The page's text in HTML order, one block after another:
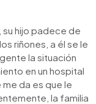
hijo padece de
riñones, a él se le
la situación
en un hospital
me da es que le
la familia